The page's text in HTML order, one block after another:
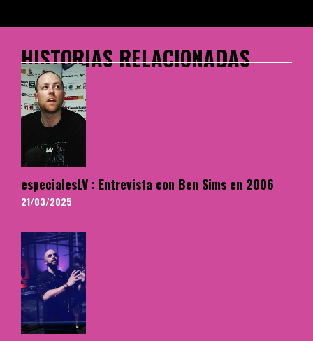
HISTORIAS RELACIONADAS
especialesLV : Entrevista con Ben Sims en 2006
21/03/2025